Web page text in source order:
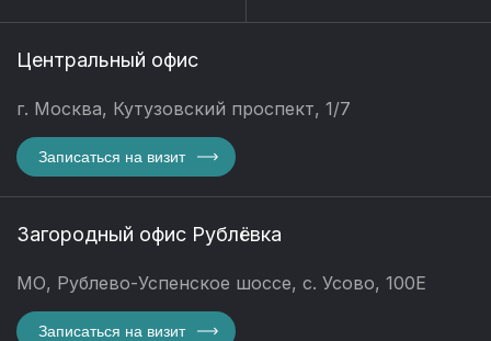
Центральный офис
г. Москва, Кутузовский проспект, 1/7
Записаться на визит
Загородный офис Рублёвка
МО, Рублево-Успенское шоссе, с. Усово, 100Е
Записаться на визит